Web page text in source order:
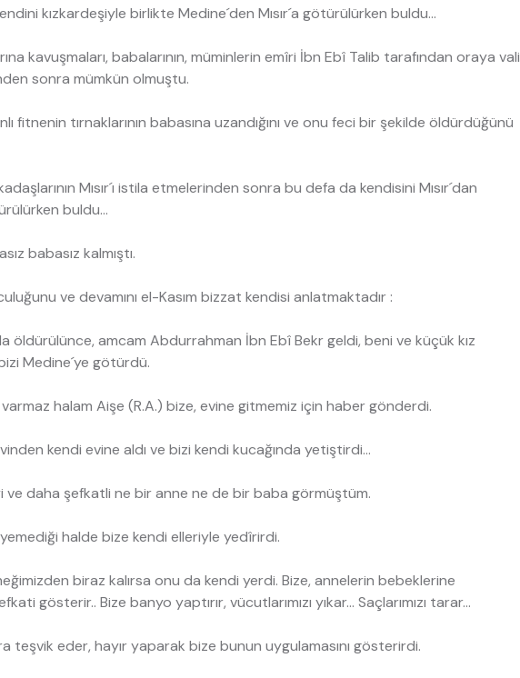
kızkardeşiyle birlikte Medine´den Mısır´a götürülürken buldu...
kavuşmaları, babalarının, müminlerin emîri İbn Ebî Talib tarafından oraya vali
sonra mümkün ol­muştu.
fitnenin tırnaklarının babasına uzandığını ve onu feci bir şekilde öldürdüğünü
Mısır´ı istila etmelerinden sonra bu defa da kendisini Mısır´dan
buldu...
babasız kalmıştı.
ve devamını el-Kasım bizzat kendisi an­latmaktadır :
öldürülünce, amcam Abdurrahman İbn Ebî Bekr geldi, beni ve küçük kız
Medine´ye götürdü.
halam Aişe (R.A.) bize, evine gitmemiz için haber gönderdi.
kendi evine aldı ve bizi kendi kucağında yetiştirdi...
ve daha şefkatli ne bir anne ne de bir baba gör­müştüm.
halde bize kendi elleriyle yedîrirdi.
biraz kalırsa onu da kendi yerdi. Bize, annelerin bebeklerine
gösterir.. Bize banyo yaptırır, vücutlarımızı yıkar... Saçlarımızı tarar...
teşvik eder, hayır yaparak bize bunun uygula­masını gösterirdi.